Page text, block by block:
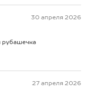
30 апреля 2026
рубашечка
27 апреля 2026